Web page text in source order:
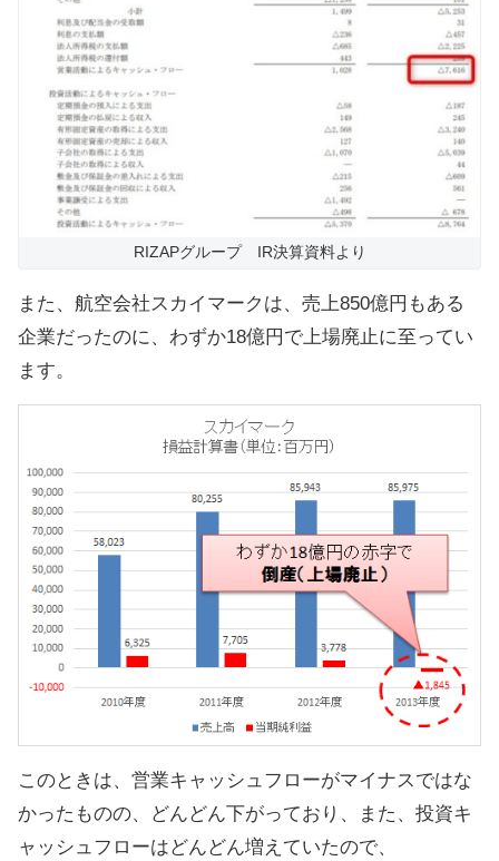
RIZAPグループ IR決算資料より
また、航空会社スカイマークは、売上850億円もある
企業だったのに、わずか18億円で上場廃止に至ってい
ます。
このときは、営業キャッシュフローがマイナスではな
かったものの、どんどん下がっており、また、投資キ
ャッシュフローはどんどん増えていたので、